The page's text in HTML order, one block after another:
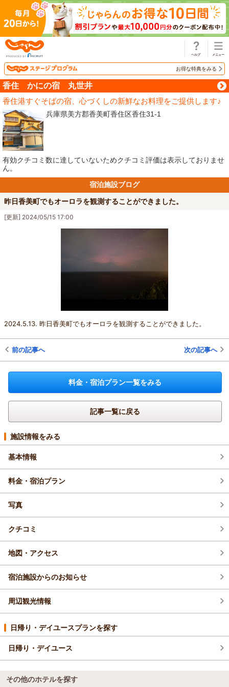
お得な特典をみる
香住 かにの宿 丸世井
香住港すぐそばの宿、心づくしの新鮮なお料理をご提供します♪
兵庫県美方郡香美町香住区香住31-1
有効クチコミ数に達していないためクチコミ評価は表示しておりませ
ん。
宿泊施設ブログ
昨日香美町でもオーロラを観測することができました。
[更新] 2024/05/15 17:00
2024.5.13. 昨日香美町でもオーロラを観測することができました。
前の記事へ 次の記事へ
料金・宿泊プラン一覧をみる
記事一覧に戻る
施設情報をみる
基本情報
料金・宿泊プラン
写真
クチコミ
地図・アクセス
宿泊施設からのお知らせ
周辺観光情報
日帰り・デイユースプランを探す
日帰り・デイユース
その他のホテルを探す